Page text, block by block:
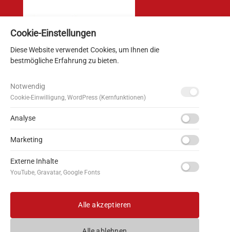
Spendenkonto:
Helfende Hände e.V.
Sparkasse Pforzheim Calw
IBAN DE53666500850000178500
BIC: PZHSDE66XXX
Spenden sind absetzbar.
2026 Helfende Hände e.V.
Cookie-Einstellungen
Diese Website verwendet Cookies, um Ihnen die
bestmögliche Erfahrung zu bieten.
Notwendig
Cookie-Einwilligung, WordPress (Kernfunktionen)
Analyse
Marketing
Externe Inhalte
YouTube, Gravatar, Google Fonts
Alle akzeptieren